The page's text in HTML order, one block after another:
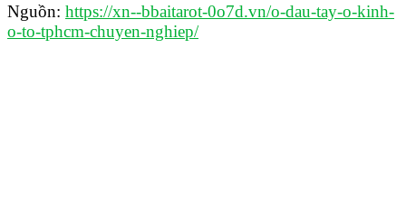
Nguồn: https://xn--bbaitarot-0o7d.vn/o-dau-tay-o-kinh-
o-to-tphcm-chuyen-nghiep/